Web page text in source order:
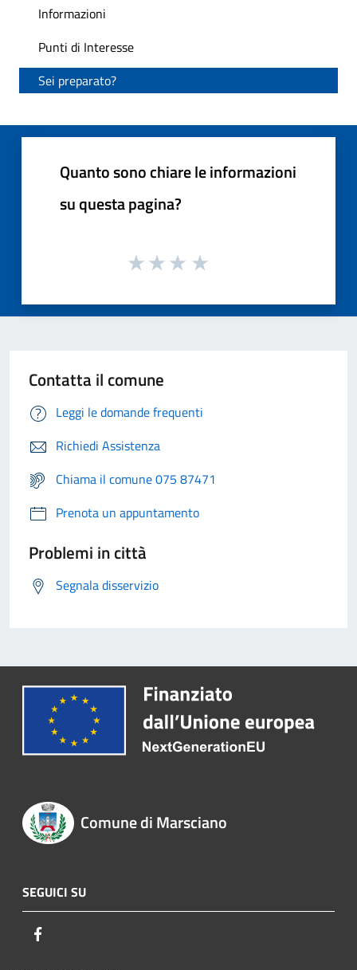
Informazioni
Punti di Interesse
Sei preparato?
Quanto sono chiare le informazioni
su questa pagina?
Contatta il comune
Leggi le domande frequenti
Richiedi Assistenza
Chiama il comune 075 87471
Prenota un appuntamento
Problemi in città
Segnala disservizio
Comune di Marsciano
SEGUICI SU